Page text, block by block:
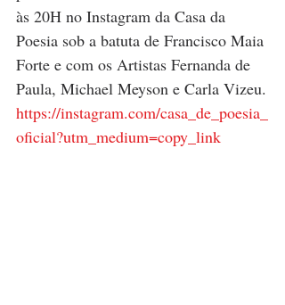
às 20H no Instagram da Casa da
Poesia sob a batuta de Francisco Maia
Forte e com os Artistas Fernanda de
Paula, Michael Meyson e Carla Vizeu.
https://instagram.com/casa_de_poesia_
oficial?utm_medium=copy_link